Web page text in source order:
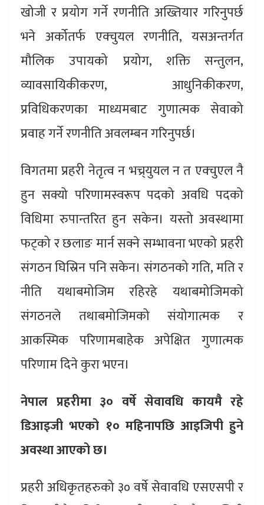
खोजी र प्रयोग गर्ने रणनीति अख्तियार गरिनुपर्छ
भने अर्कोतर्फ एक्चुयल रणनीति, यसअन्तर्गत
मौलिक उपायको प्रयोग, शक्ति सन्तुलन,
व्यावसायिकीकरण, आधुनिकीकरण,
प्रविधिकरणका माध्यमबाट गुणात्मक सेवाको
प्रवाह गर्ने रणनीति अवलम्बन गरिनुपर्छ।
विगतमा प्रहरी नेतृत्व न भच्र्युयल न त एक्चुएल नै
हुन सक्यो परिणामस्वरूप पदको अवधि पदको
विधिमा रुपान्तरित हुन सकेन। यस्तो अवस्थामा
फट्को र छलाङ मार्न सक्ने सम्भावना भएको प्रहरी
संगठन घिस्रिन पनि सकेन। संगठनको गति, मति र
नीति यथाबमोजिम रहिरहे यथाबमोजिमको
संगठनले तथाबमोजिमको संयोगात्मक र
आकस्मिक परिणामबाहेक अपेक्षित गुणात्मक
परिणाम दिने कुरा भएन।
नेपाल प्रहरीमा ३० वर्षे सेवावधि कायमै रहे
डिआइजी भएको १० महिनापछि आइजिपी हुने
अवस्था आएको छ।
प्रहरी अधिकृतहरुको ३० वर्षे सेवावधि एसएसपी र